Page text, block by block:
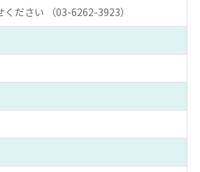
ださい （03-6262-3923）